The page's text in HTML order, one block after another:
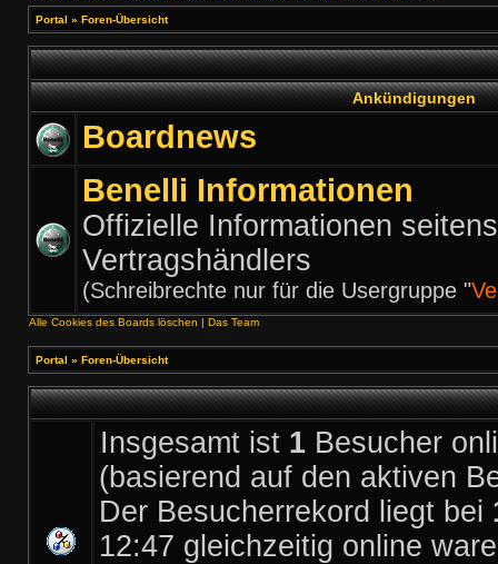
Portal » Foren-Übersicht
Ankündigungen
Boardnews
Benelli Informationen
Offizielle Informationen
Vertragshändlers
(Schreibrechte nur für die Usergruppe "
Alle Cookies des Boards löschen | Das Team
Portal » Foren-Übersicht
Insgesamt ist 1 Besucher
(basierend auf den aktiven
Der Besucherrekord liegt bei
12:47 gleichzeitig online